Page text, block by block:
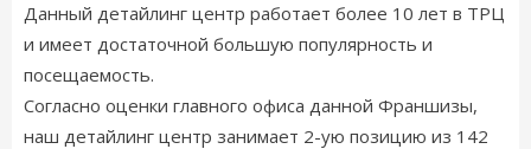
Данный детайлинг центр работает более 10 лет в ТРЦ
и имеет достаточной большую популярность и
посещаемость.
Согласно оценки главного офиса данной Франшизы,
наш детайлинг центр занимает 2-ую позицию из 142